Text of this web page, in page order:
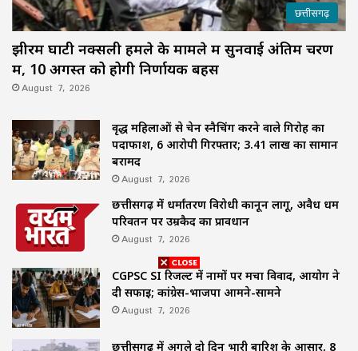
छत्तीसगढ़
झीरम घाटी नक्सली हमले के मामले में सुनवाई अंतिम चरण
में, 10 अगस्त को होगी निर्णायक बहस
August 7, 2026
वृद्ध महिलाओं से चेन स्नैचिंग करने वाले गिरोह का
पर्दाफाश, 6 आरोपी गिरफ्तार; 3.41 लाख का सामान
बरामद
August 7, 2026
छत्तीसगढ़ में धर्मांतरण विरोधी कानून लागू, अवैध धर्म
परिवर्तन पर उम्रकैद का प्रावधान
August 7, 2026
CGPSC SI रिजल्ट में नामों पर मचा विवाद, आयोग ने
दी सफाई; कांग्रेस-भाजपा आमने-सामने
August 7, 2026
छत्तीसगढ़ में अगले दो दिन भारी बारिश के आसार, 8